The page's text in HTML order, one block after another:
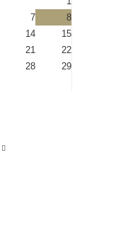
7
8
14
15
21
22
28
29